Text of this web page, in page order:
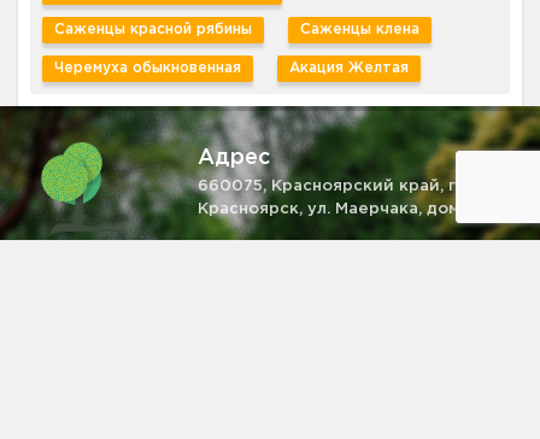
Саженцы красной рябины Саженцы клена
Черемуха обыкновенная Акация Желтая
Адрес
660075, Красноярский край, г.
Красноярск, ул. Маерчака, дом 4